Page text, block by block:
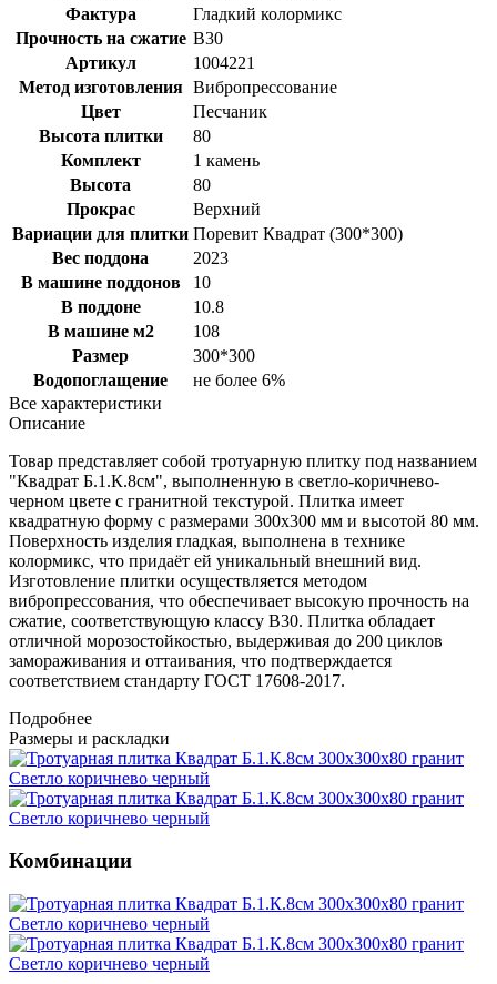
Фактура
Гладкий колормикс
Прочность на сжатие B30
Артикул
1004221
Метод изготовления Вибропрессование
Цвет
Песчаник
Высота плитки
80
Комплект
1 камень
Высота
80
Прокрас
Верхний
Вариации для плитки Поревит Квадрат (300*300)
Вес поддона
2023
В машине поддонов
10
В поддоне
10.8
В машине м2
108
Размер
300*300
Водопоглащение
не более 6%
Все характеристики
Описание
Товар представляет собой тротуарную плитку под названием
"Квадрат Б.1.К.8см", выполненную в светло-коричнево-
черном цвете с гранитной текстурой. Плитка имеет
квадратную форму с размерами 300х300 мм и высотой 80 мм.
Поверхность изделия гладкая, выполнена в технике
колормикс, что придаёт ей уникальный внешний вид.
Изготовление плитки осуществляется методом
вибропрессования, что обеспечивает высокую прочность на
сжатие, соответствующую классу B30. Плитка обладает
отличной морозостойкостью, выдерживая до 200 циклов
замораживания и оттаивания, что подтверждается
соответствием стандарту ГОСТ 17608-2017.
Подробнее
Размеры и раскладки
Комбинации